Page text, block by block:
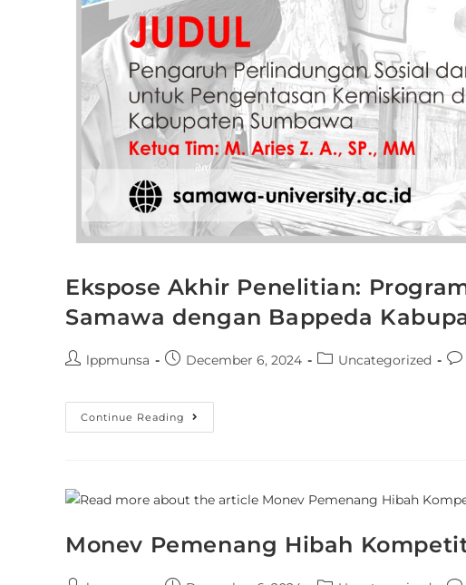
Ekspose Akhir Penelitian:
Samawa dengan Bappeda
lppmunsa December 6, 2024 Uncategorized
Continue Reading
Monev Pemenang Hibah